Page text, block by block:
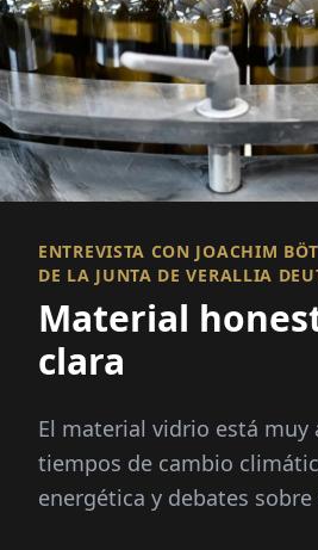
ENTREVISTA CON JOACHIM
DE LA JUNTA DE VERALLIA
Material
clara
El material vidrio está muy
tiempos de cambio
energética y debates sobre